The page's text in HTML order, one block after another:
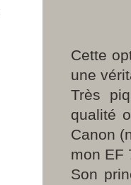
Cette
une
Très
qualité
Canon
mon EF
Son